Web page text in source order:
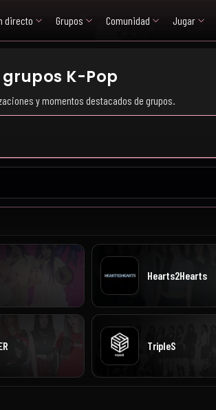
directo Grupos Comunidad Jugar
K-Pop
y momentos destacados de grupos.
Hearts2Hearts
TripleS